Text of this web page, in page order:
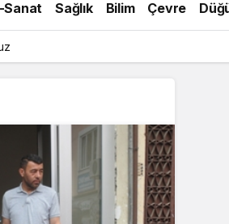
Sanat Sağlık Bilim Çevre